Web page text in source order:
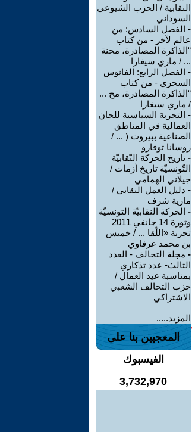
النقابية / الحزب الشيوعي
السوداني
- الفصل السادس: من
عالم لآخر - من كتاب
“الذاكرة المصادرة، محنة
... / ماري سيغارا
- الفصل الرابع: الفانوس
السحري - من كتاب
“الذاكرة المصادرة، مح ...
/ ماري سيغارا
- التجربة السياسية للجان
العمالية في المناطق
الصناعية ببيروت ( ... /
روسانا توفارو
- تاريخ الحركة النّقابيّة
التّونسيّة تاريخ أزمات /
جيلاني الهمامي
- دليل العمل النقابي /
مارية شرف
- الحركة النقابيّة التونسيّة
وثورة 14 جانفي 2011
تجربة «اللّقا ... / خميس
بن محمد عرفاوي
- مجلة التحالف - العدد
الثالث- عدد تذكاري
بمناسبة عيد العمال /
حزب التحالف الشعبي
الاشتراكي
المزيد.....
المعجبين بنا على
الفيسبوك
3,732,970